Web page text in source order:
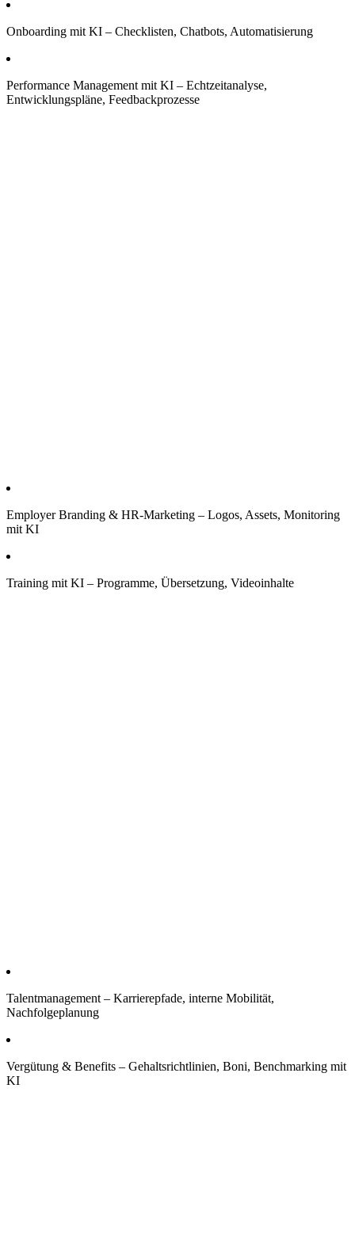
Onboarding mit KI – Checklisten, Chatbots, Automatisierung
Performance Management mit KI – Echtzeitanalyse,
Entwicklungspläne, Feedbackprozesse
Employer Branding & HR-Marketing – Logos, Assets, Monitoring
mit KI
Training mit KI – Programme, Übersetzung, Videoinhalte
Talentmanagement – Karrierepfade, interne Mobilität,
Nachfolgeplanung
Vergütung & Benefits – Gehaltsrichtlinien, Boni, Benchmarking mit
KI